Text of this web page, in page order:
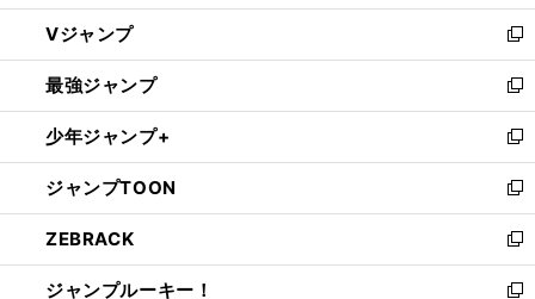
ウ
ィ
ン
ド
ウ
で
開
く
し
い
ウ
ィ
ン
ド
ウ
で
開
く
Vジャンプ
新
し
い
ウ
ィ
ン
ド
ウ
で
開
く
最強ジャンプ
新
し
い
ウ
ィ
ン
ド
ウ
で
少年ジャンプ+
新
し
い
ウ
ィ
ン
ド
ジャンプTOON
新
し
い
ウ
ィ
ZEBRACK
新
し
い
ジャンプルーキー！